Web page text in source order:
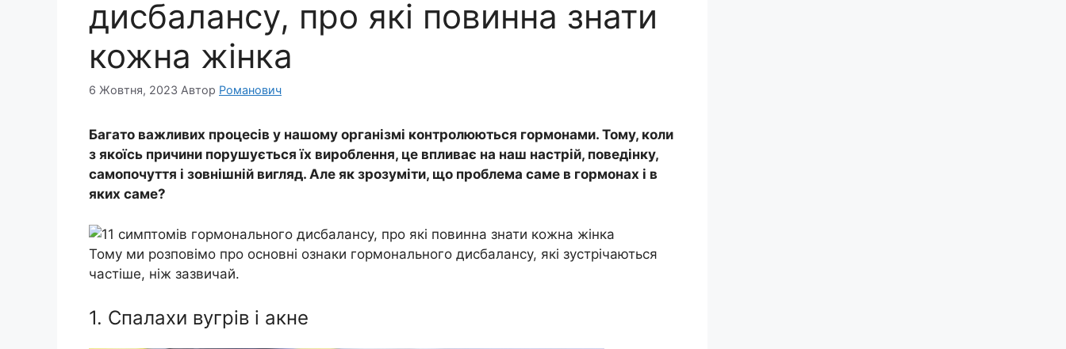
дисбалансу, про які повинна знати
кожна жінка
6 Жовтня, 2023 Автор Романович
Багато важливих процесів у нашому організмі контролюються гормонами. Тому, коли
з якоїсь причини порушується їх вироблення, це впливає на наш настрій, поведінку,
самопочуття і зовнішній вигляд. Але як зрозуміти, що проблема саме в гормонах і в
яких саме?
Тому ми розповімо про основні ознаки гормонального дисбалансу, які зустрічаються
частіше, ніж зазвичай.
1. Спалахи вугрів і акне